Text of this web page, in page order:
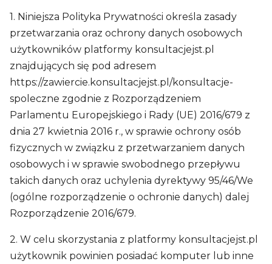
1. Niniejsza Polityka Prywatności określa zasady
przetwarzania oraz ochrony danych osobowych
użytkowników platformy konsultacjejst.pl
znajdujących się pod adresem
https://zawiercie.konsultacjejst.pl/konsultacje-
spoleczne zgodnie z Rozporządzeniem
Parlamentu Europejskiego i Rady (UE) 2016/679 z
dnia 27 kwietnia 2016 r., w sprawie ochrony osób
fizycznych w związku z przetwarzaniem danych
osobowych i w sprawie swobodnego przepływu
takich danych oraz uchylenia dyrektywy 95/46/We
(ogólne rozporządzenie o ochronie danych) dalej
Rozporządzenie 2016/679.
2. W celu skorzystania z platformy konsultacjejst.pl
użytkownik powinien posiadać komputer lub inne